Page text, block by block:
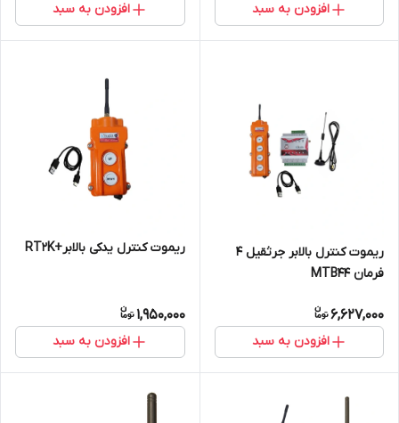
افزودن به سبد افزودن به سبد
ریموت کنترل بالابر جرثقیل 4
فرمان MTB44
6,627,000
افزودن به سبد
ریموت کنترل یدکی بالابر+RT2K
1,950,000
افزودن به سبد